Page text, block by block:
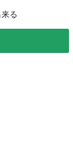
る